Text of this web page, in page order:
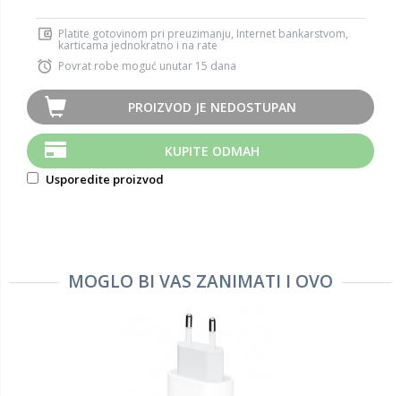
Platite gotovinom pri preuzimanju, Internet bankarstvom,
karticama jednokratno i na rate
Povrat robe moguć unutar 15 dana
PROIZVOD JE NEDOSTUPAN
KUPITE ODMAH
Usporedite proizvod
MOGLO BI VAS ZANIMATI I OVO